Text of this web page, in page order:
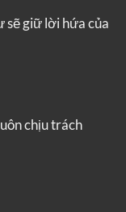
sẽ giữ lời hứa của
chịu trách